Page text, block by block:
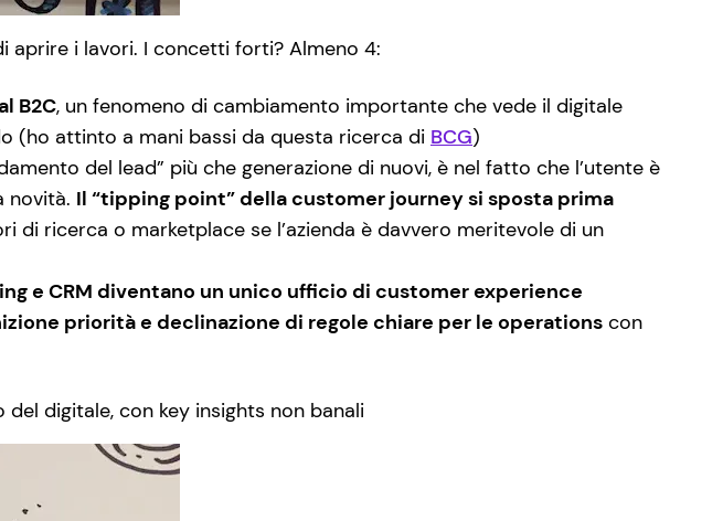
aprire i lavori. I concetti forti? Almeno 4:
B2C, un fenomeno di cambiamento importante che vede il digitale
(ho attinto a mani bassi da questa ricerca di BCG)
del lead” più che generazione di nuovi, è nel fatto che l’utente è
novità. Il “tipping point” della customer journey si sposta prima
di ricerca o marketplace se l’azienda è davvero meritevole di un
e CRM diventano un unico ufficio di customer experience
priorità e declinazione di regole chiare per le operations con
digitale, con key insights non banali